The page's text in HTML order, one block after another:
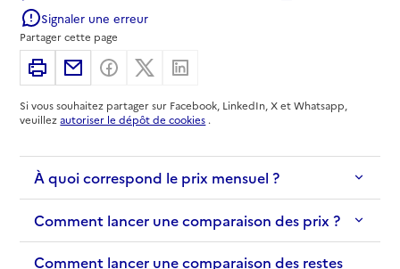
Adresse
6 rue Docteur Henry Berger
21000-Dijon
03 80 32 03 80
Contact
Site internet
EHPAD Jardins Voltaire Paulette Guinchard
Signaler une erreur
Partager cette page
ImprimerPartager par email
Partager sur Facebook
Partager sur X
Si vous souhaitez partager sur Facebook, LinkedIn, X et Whatsapp,
veuillezautoriser le dépôt de cookies .
À quoi correspond le prix mensuel ?
Comment lancer une comparaison des prix ?
Comment lancer une comparaison des restes